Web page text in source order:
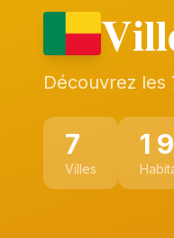
Découvrez les
7
Villes
1